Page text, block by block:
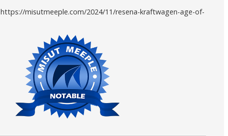
https://misutmeeple.com/2024/11/resena-kraftwagen-age-of-